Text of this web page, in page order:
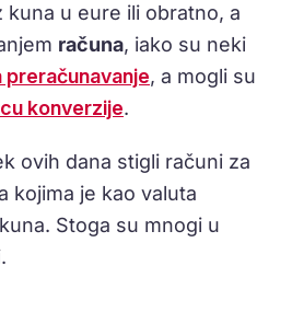
kuna u eure ili obratno, a
računa, iako su neki
preračunavanje, a mogli su
konverzije.
ovih dana stigli računi za
kojima je kao valuta
Stoga su mnogi u